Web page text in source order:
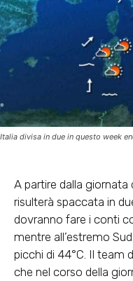
Italia divisa in due in questo week
A partire dalla giornata
risulterà spaccata in
dovranno fare i conti
mentre all’estremo
picchi di 44°C. Il team
che nel corso della